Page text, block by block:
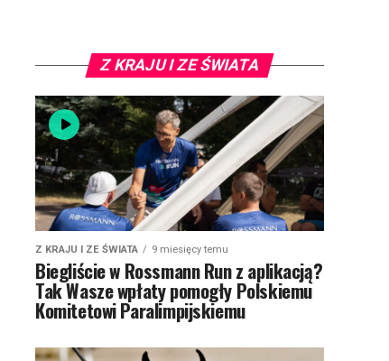
Z KRAJU I ZE ŚWIATA
Z KRAJU I ZE ŚWIATA 9 miesięcy temu
Biegliście w Rossmann Run z aplikacją?
Tak Wasze wpłaty pomogły Polskiemu
Komitetowi Paralimpijskiemu